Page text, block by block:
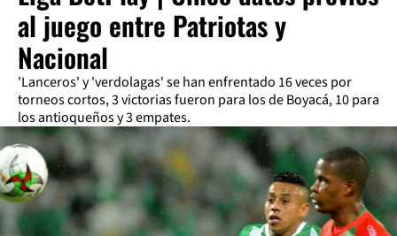
al juego entre Patriotas y
Nacional
'Lanceros' y 'verdolagas' se han enfrentado 16 veces por
torneos cortos, 3 victorias fueron para los de Boyacá, 10 para
los antioqueños y 3 empates.